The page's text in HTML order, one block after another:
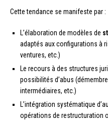
Cette tendance se manifeste par :
L’élaboration de modèles de
adaptés aux configurations à
ventures, etc.)
Le recours à des structures
possibilités d’abus
intermédiaires, etc.)
L’intégration systématique
opérations de restructuration